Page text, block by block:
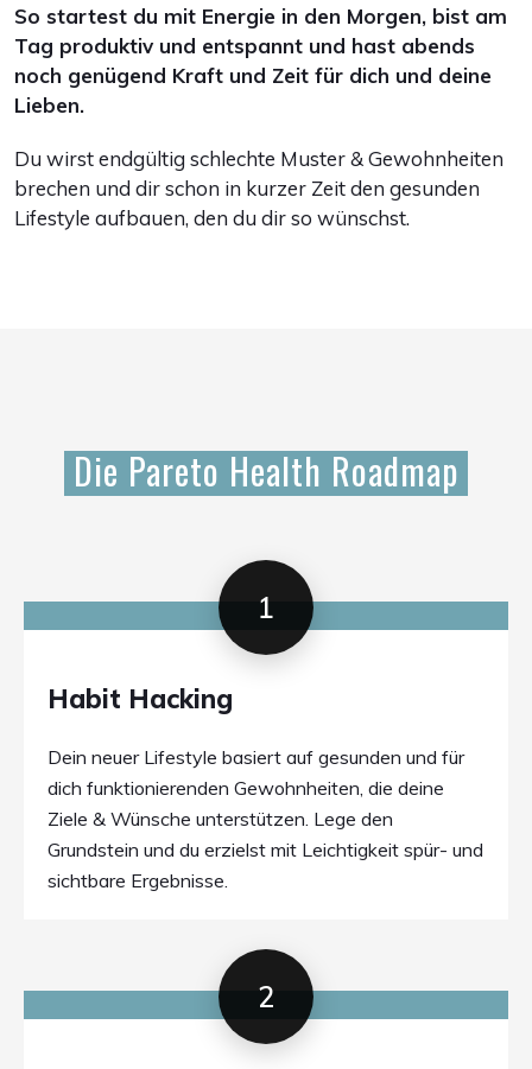
So startest du mit Energie in den Morgen, bist am
Tag produktiv und entspannt und hast abends
noch genügend Kraft und Zeit für dich und deine
Lieben.
Du wirst endgültig schlechte Muster & Gewohnheiten
brechen und dir schon in kurzer Zeit den gesunden
Lifestyle aufbauen, den du dir so wünschst.
Die Pareto Health Roadmap
1
Habit Hacking
Dein neuer Lifestyle basiert auf gesunden und für
dich funktionierenden Gewohnheiten, die deine
Ziele & Wünsche unterstützen. Lege den
Grundstein und du erzielst mit Leichtigkeit spür- und
sichtbare Ergebnisse.
2